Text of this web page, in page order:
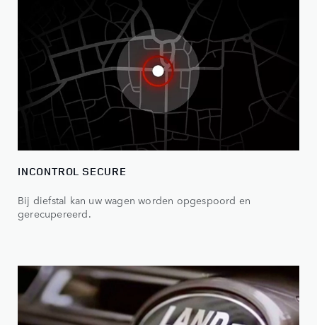
INCONTROL SECURE
Bij diefstal kan uw wagen worden opgespoord en
gerecupereerd.